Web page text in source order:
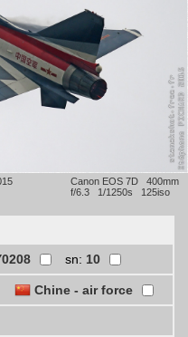
Canon EOS 7D 400mm
f/6.3 1/1250s 125iso
sn: 10
Chine - air force